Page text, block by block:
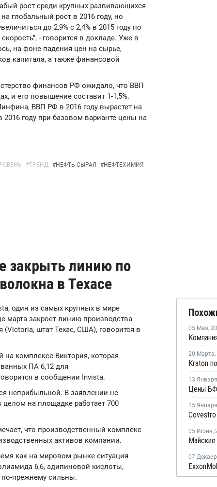
рост среди крупных развивающихся
глобальный рост в 2016 году, но
до 2,9% с 2,4% в 2015 году по
- говорится в докладе. Уже в
на фоне падения цен на сырье,
капитала, а также финансовой
финансов РФ ожидало, что ВВП
и его повышение составит 1-1,5%.
ВВП РФ в 2016 году вырастет на
году при базовом варианте цены на
#ТРЕНД #НЕФТЬ СЫРАЯ #НЕФТЕХИМИЯ
закрыть линию по
в Техасе
один из самых крупных в мире
марта закроет линию производства
штат Техас, США), говорится в
комплексе Виктория, которая
ПА 6,12 для
в сообщении Invista.
неприбыльной. В заявлении не
целом на площадке работает 700
что производственный комплекс
активов компании.
как на мировом рынке ситуация
6,6, адипиновой кислоты,
по-прежнему сильны.
05 Мая,
20 Марта,
13 Января
15 Января
05 Июня,
07